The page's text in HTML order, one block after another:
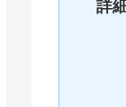
詳